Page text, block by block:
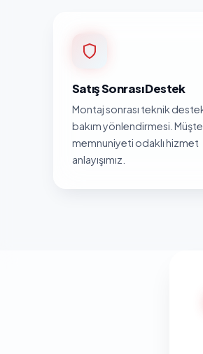
Satış Sonrası Destek
Montaj sonrası teknik
bakım yönlendirmesi.
memnuniyeti odaklı hizmet
anlayışımız.